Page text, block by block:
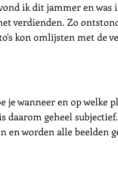
ik dit jammer en was
verdienden. Zo
kon omlijsten met de
wanneer en op welke
daarom geheel
worden alle beelden